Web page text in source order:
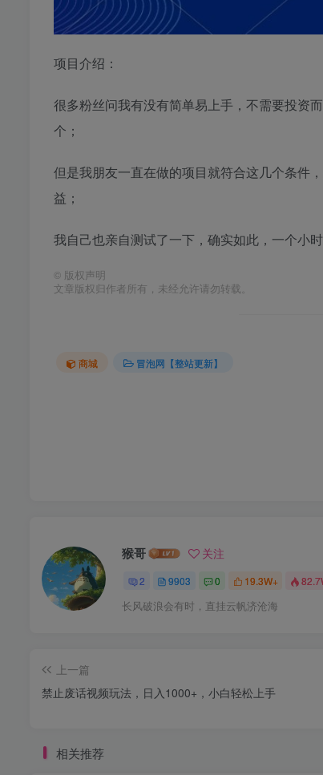
项目介绍：
很多粉丝问我有没有简单易上手，不需要投资
个；
但是我朋友一直在做的项目就符合这几个条件
益；
我自己也亲自测试了一下，确实如此，一个小时
© 版权声明
文章版权归作者所有，未经允许请勿转载。
商城 冒泡网【整站更新】
猴哥 关注
2 9903 0 19.3W+
长风破浪会有时，直挂云帆济沧海
上一篇
禁止废话视频玩法，日入1000+，小白轻松上手
相关推荐